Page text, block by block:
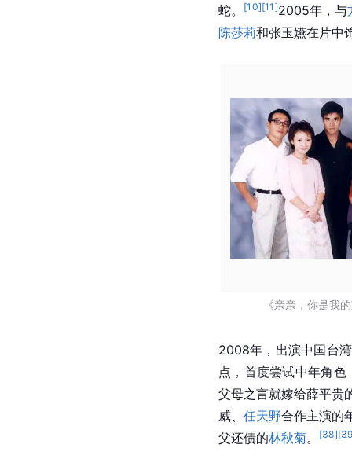
蛇。
[10][11 ]2005年，与
陈莎莉和张玉嬿在片中
《亲亲，你是我
2008年，出演中国台
点，首度尝试中年角色
父母之言就嫁给薛平贵
威、任天野合作主演的
父还债的林秋菊。 [38][